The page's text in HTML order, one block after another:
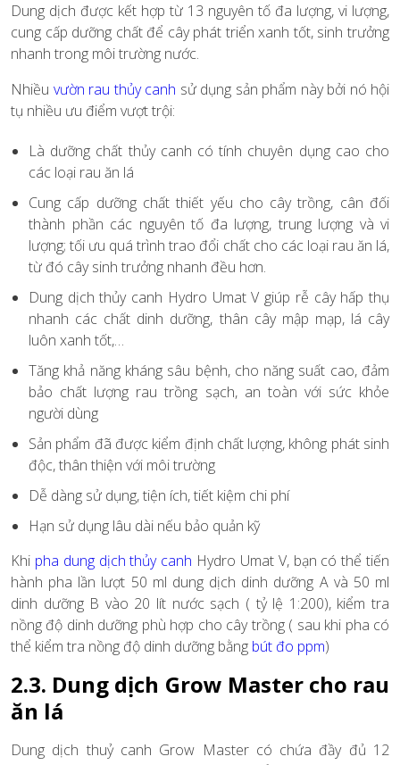
Dung dịch được kết hợp từ 13 nguyên tố đa lượng, vi lượng,
cung cấp dưỡng chất để cây phát triển xanh tốt, sinh trưởng
nhanh trong môi trường nước.
Nhiều vườn rau thủy canh sử dụng sản phẩm này bởi nó hội
tụ nhiều ưu điểm vượt trội:
Là dưỡng chất thủy canh có tính chuyên dụng cao cho
các loại rau ăn lá
Cung cấp dưỡng chất thiết yếu cho cây trồng, cân đối
thành phần các nguyên tố đa lượng, trung lượng và vi
lượng; tối ưu quá trình trao đổi chất cho các loại rau ăn lá,
từ đó cây sinh trưởng nhanh đều hơn.
Dung dịch thủy canh Hydro Umat V giúp rễ cây hấp thụ
nhanh các chất dinh dưỡng, thân cây mập mạp, lá cây
luôn xanh tốt,…
Tăng khả năng kháng sâu bệnh, cho năng suất cao, đảm
bảo chất lượng rau trồng sạch, an toàn với sức khỏe
người dùng
Sản phẩm đã được kiểm định chất lượng, không phát sinh
độc, thân thiện với môi trường
Dễ dàng sử dụng, tiện ích, tiết kiệm chi phí
Hạn sử dụng lâu dài nếu bảo quản kỹ
Khi pha dung dịch thủy canh Hydro Umat V, bạn có thể tiến
hành pha lần lượt 50 ml dung dịch dinh dưỡng A và 50 ml
dinh dưỡng B vào 20 lít nước sạch ( tỷ lệ 1:200), kiểm tra
nồng độ dinh dưỡng phù hợp cho cây trồng ( sau khi pha có
thể kiểm tra nồng độ dinh dưỡng bằng bút đo ppm)
2.3. Dung dịch Grow Master cho rau
ăn lá
Dung dịch thuỷ canh Grow Master có chứa đầy đủ 12